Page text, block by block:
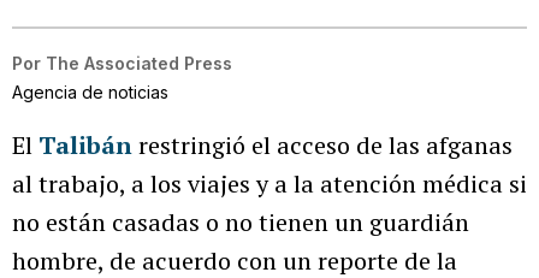
Por The Associated Press
Agencia de noticias
El Talibánrestringió el acceso de las afganas
al trabajo, a los viajes y a la atención médica si
no están casadas o no tienen un guardián
hombre, de acuerdo con un reporte de la